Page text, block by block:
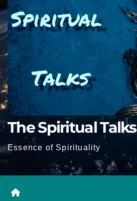
The Spiritual Talks
Essence of Spirituality